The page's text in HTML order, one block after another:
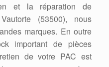
et la réparation de
(53500), nous
marques. En outre
important de pièces
de votre PAC est